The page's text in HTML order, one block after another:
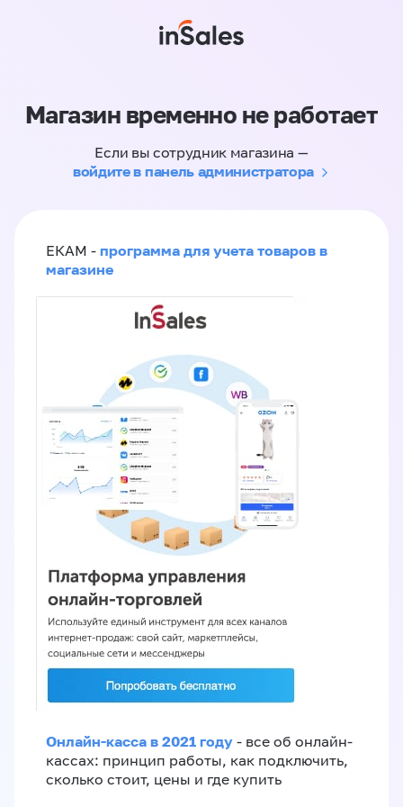
Магазин временно не работает
Если вы сотрудник магазина —
войдите в панель администратора
ЕКАМ - программа для учета товаров в
магазине
Онлайн-касса в 2021 году - все об онлайн-
кассах: принцип работы, как подключить,
сколько стоит, цены и где купить